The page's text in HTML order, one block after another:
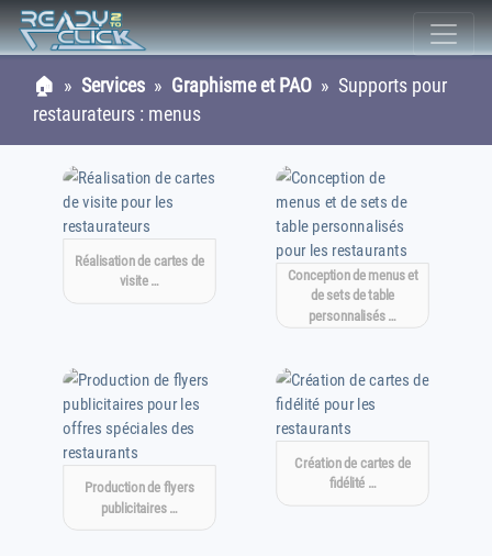
🏠 » Services » Graphisme et PAO » Supports pour
restaurateurs : menus
Réalisation de cartes de
visite … Conception de menus et
de sets de table
personnalisés …
Production de flyers
publicitaires …
Création de cartes de
fidélité …